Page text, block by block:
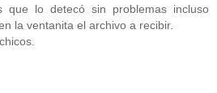
que lo detecó sin problemas incluso
la ventanita el archivo a recibir.